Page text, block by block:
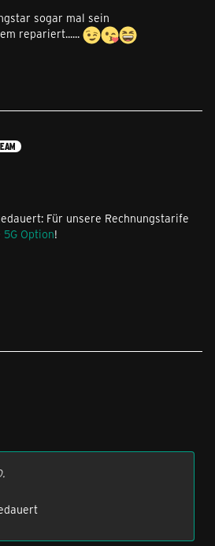
sogar mal sein
repariert......
Für unsere Rechnungstarife
5G Option!